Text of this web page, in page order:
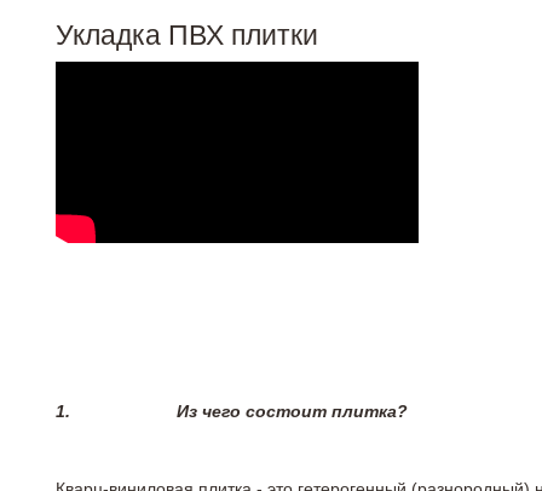
Укладка ПВХ плитки
1. Из чего состоит плитка?